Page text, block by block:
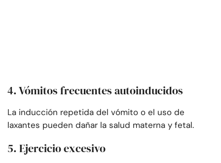
4. Vómitos frecuentes autoinducidos
La inducción repetida del vómito o el uso de
laxantes pueden dañar la salud materna y fetal.
5. Ejercicio excesivo